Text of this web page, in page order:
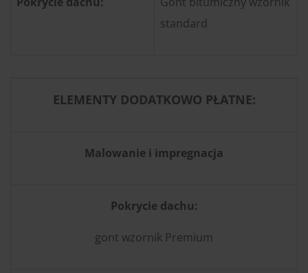
standard
ELEMENTY DODATKOWO PŁATNE:
Malowanie i impregnacja
Pokrycie dachu:
gont wzornik Premium